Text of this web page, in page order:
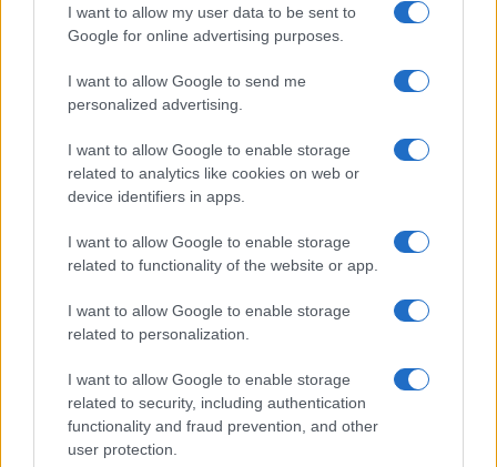
I want to allow my user data to be sent to
Google for online advertising purposes.
I want to allow Google to send me
personalized advertising.
I want to allow Google to enable storage
related to analytics like cookies on web or
device identifiers in apps.
I want to allow Google to enable storage
related to functionality of the website or app.
I want to allow Google to enable storage
related to personalization.
I want to allow Google to enable storage
related to security, including authentication
functionality and fraud prevention, and other
user protection.
Prestiti per le vacanze: chi li richiede e perché
Scopri come funzionano le anticipazioni e il riscatto
del fondo pensione
abbonamenti gratuiti per gli studenti
stress
chikungunya